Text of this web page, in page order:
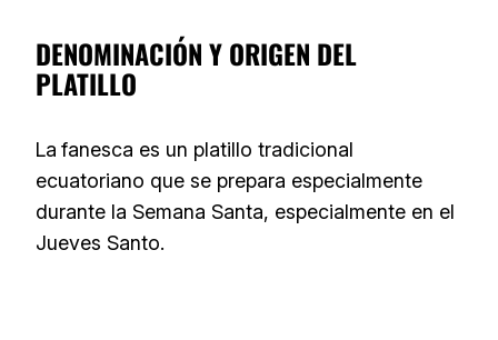
DENOMINACIÓN Y ORIGEN DEL
PLATILLO
La fanesca es un platillo tradicional
ecuatoriano que se prepara especialmente
durante la Semana Santa, especialmente en el
Jueves Santo.